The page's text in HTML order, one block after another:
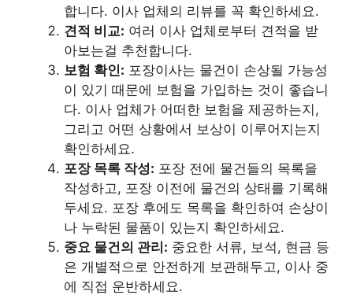
합니다. 이사 업체의 리뷰를 꼭 확인하세요.
견적 비교: 여러 이사 업체로부터 견적을 받
아보는걸 추천합니다.
보험 확인: 포장이사는 물건이 손상될 가능성
이 있기 때문에 보험을 가입하는 것이 좋습니
다. 이사 업체가 어떠한 보험을 제공하는지,
그리고 어떤 상황에서 보상이 이루어지는지
확인하세요.
포장 목록 작성: 포장 전에 물건들의 목록을
작성하고, 포장 이전에 물건의 상태를 기록해
두세요. 포장 후에도 목록을 확인하여 손상이
나 누락된 물품이 있는지 확인하세요.
중요 물건의 관리: 중요한 서류, 보석, 현금 등
은 개별적으로 안전하게 보관해두고, 이사 중
에 직접 운반하세요.